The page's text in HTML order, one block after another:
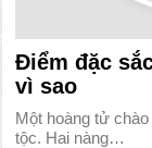
Điểm đặc
vì sao
Một hoàng tử
tộc. Hai nàng…